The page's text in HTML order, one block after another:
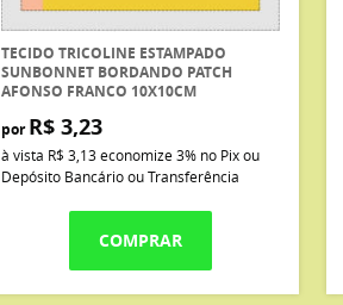
TECIDO TRICOLINE ESTAMPADO
SUNBONNET BORDANDO PATCH
AFONSO FRANCO 10X10CM
por R$ 3,23
à vista R$ 3,13economize3% no Pix ou
Depósito Bancário ou Transferência
COMPRAR